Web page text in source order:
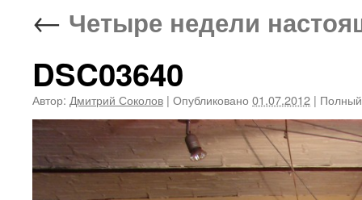
← Четыре недели
DSC03640
Автор: Дмитрий Соколов | Опубликовано 01.07.2012 |